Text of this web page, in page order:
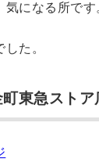
になる所です
た。
東急ストア